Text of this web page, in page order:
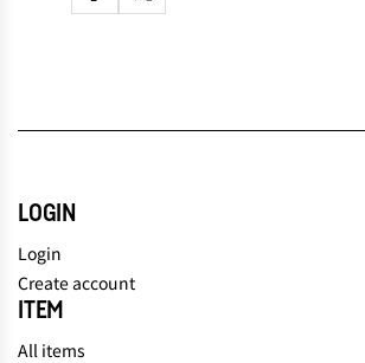
LOGIN
Login
Create account
ITEM
All items